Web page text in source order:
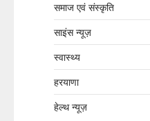
समाज एवं संस्कृति
साइंस न्यूज़
स्वास्थ्य
हरयाणा
हेल्थ न्यूज़